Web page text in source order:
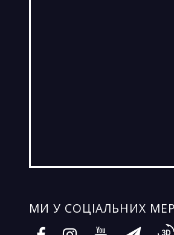
МИ У СОЦIАЛЬНИХ